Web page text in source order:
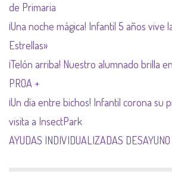
de Primaria
¡Una noche mágica! Infantil 5 años vive
Estrellas»
¡Telón arriba! Nuestro alumnado brilla
PROA +
¡Un día entre bichos! Infantil corona su
visita a InsectPark
AYUDAS INDIVIDUALIZADAS